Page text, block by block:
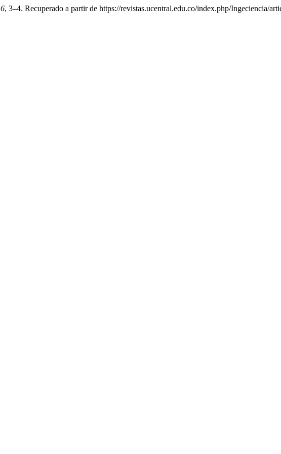
6, 3–4. Recuperado a partir de https://revistas.ucentral.edu.co/index.php/Ingeciencia/